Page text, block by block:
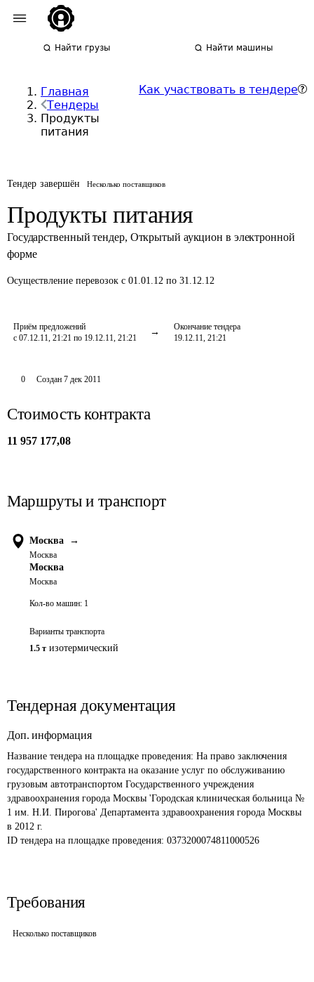
Найти грузы Найти машины
Главная
Тендеры
Продукты
питания
Как участвовать в тендере
Тендер завершён Несколько поставщиков
Продукты питания
Государственный тендер, Открытый аукцион в электронной
форме
Осуществление перевозок с 01.01.12 по 31.12.12
Приём предложений
с 07.12.11, 21:21 по 19.12.11, 21:21
Окончание тендера
19.12.11, 21:21
0 Создан 7 дек 2011
Стоимость контракта
11 957 177,08
Маршруты и транспорт
Москва →
Москва
Москва
Москва
Кол-во машин: 1
Варианты транспорта
1.5 т изотермический
Тендерная документация
Доп. информация
Название тендера на площадке проведения: На право заключения
государственного контракта на оказание услуг по обслуживанию
грузовым автотранспортом Государственного учреждения
здравоохранения города Москвы 'Городская клиническая больница №
1 им. Н.И. Пирогова' Департамента здравоохранения города Москвы
в 2012 г.
ID тендера на площадке проведения: 0373200074811000526
Требования
Несколько поставщиков